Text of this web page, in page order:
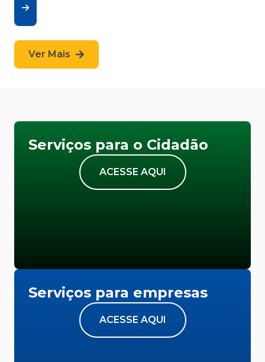
Ver Mais
Serviços para o Cidadão
ACESSE AQUI
Serviços para empresas
ACESSE AQUI